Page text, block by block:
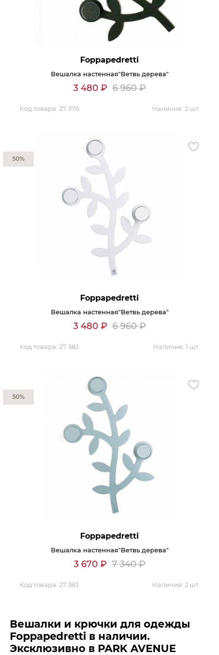
Foppapedretti
Вешалка настенная"Ветвь дерева"
3 480 ₽ 6 960₽
Код товара: 27 376 Наличие: 2 шт.
Foppapedretti
Вешалка настенная"Ветвь дерева"
3 480 ₽ 6 960₽
Код товара: 27 382 Наличие: 1 шт.
50%
Foppapedretti
Вешалка настенная"Ветвь дерева"
3 670 ₽ 7 340₽
Код товара: 27 383 Наличие: 2 шт.
50%
Вешалки и крючки для одежды
Foppapedretti в наличии.
Эксклюзивно в PARK AVENUE